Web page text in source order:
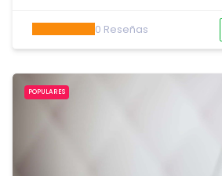
0 Reseñas
POPULARES